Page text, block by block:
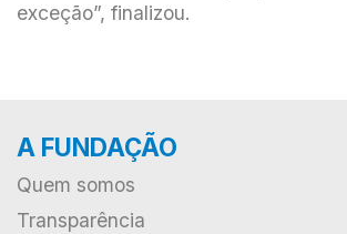
exceção”, finalizou.
A FUNDAÇÃO
Quem somos
Transparência